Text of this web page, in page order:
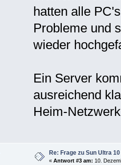
hatten alle
Probleme und
wieder
Ein Server
ausreichend
Heim-
Re: Frage zu Sun Ultra
« Antwort #3 am: 10.